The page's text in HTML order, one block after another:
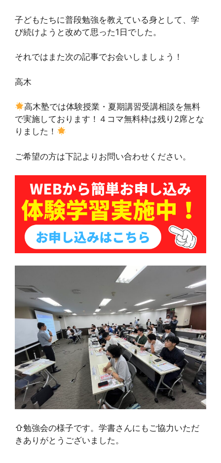
子どもたちに普段勉強を教えている身として、学
び続けようと改めて思った1日でした。
それではまた次の記事でお会いしましょう！
高木
高木塾では体験授業・夏期講習受講相談を無料
で実施しております！４コマ無料枠は残り2席とな
りました！
ご希望の方は下記よりお問い合わせください。
⇧勉強会の様子です。学書さんにもご協力いただ
きありがとうございました。